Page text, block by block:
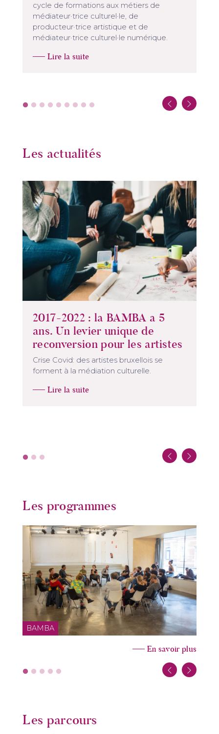
cycle de formations aux métiers de
médiateur·trice culturel·le, de
producteur·trice artistique et de
médiateur·trice culturel·le numérique.
Lire la suite
Les actualités
2017-2022 : la BAMBA a 5
ans. Un levier unique de
reconversion pour les artistes
Crise Covid: des artistes bruxellois se
forment à la médiation culturelle.
Lire la suite
Les programmes
BAMBA
En savoir plus
Les parcours